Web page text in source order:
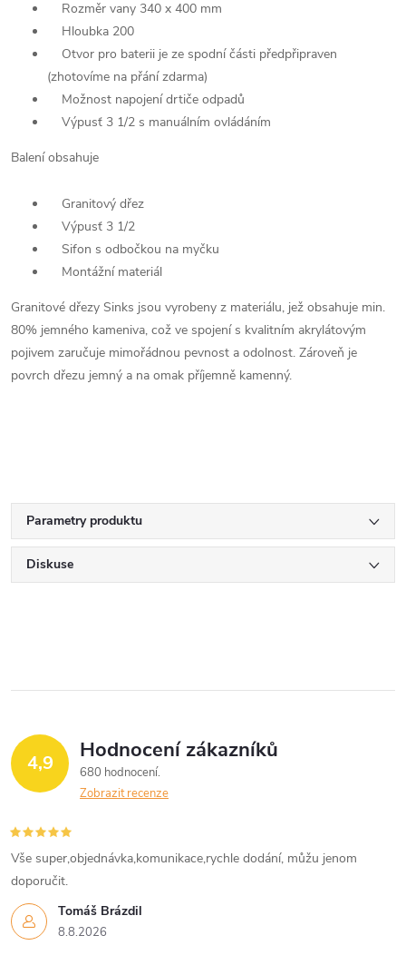
Rozměr vany 340 x 400 mm
Hloubka 200
Otvor pro baterii je ze spodní části předpřipraven
(zhotovíme na přání zdarma)
Možnost napojení drtiče odpadů
Výpusť 3 1/2 s manuálním ovládáním
Balení obsahuje
Granitový dřez
Výpusť 3 1/2
Sifon s odbočkou na myčku
Montážní materiál
Granitové dřezy Sinks jsou vyrobeny z materiálu, jež obsahuje min.
80% jemného kameniva, což ve spojení s kvalitním akrylátovým
pojivem zaručuje mimořádnou pevnost a odolnost. Zároveň je
povrch dřezu jemný a na omak příjemně kamenný.
Parametry produktu
Diskuse
4,9 Hodnocení zákazníků
680 hodnocení
Zobrazit recenze
Tomáš Brázdil
8.8.2026
Vše super,objednávka,komunikace,rychle dodání, můžu jenom
doporučit.